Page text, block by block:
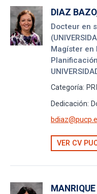
DIAZ
Docteur en
Magíster en
Categoría:
Dedicación:
VER CV